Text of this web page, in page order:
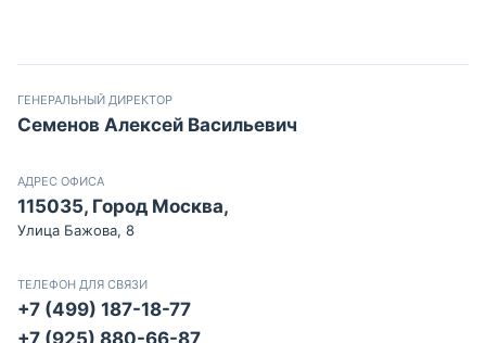
ГЕНЕРАЛЬНЫЙ ДИРЕКТОР
Семенов Алексей Васильевич
АДРЕС ОФИСА
115035, Город Москва,
Улица Бажова, 8
ТЕЛЕФОН ДЛЯ СВЯЗИ
+7 (499) 187-18-77
+7 (925) 880-66-87